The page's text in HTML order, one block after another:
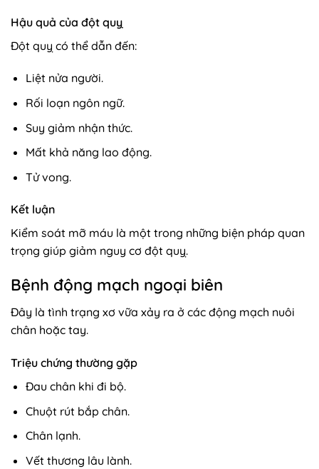
Hậu quả của đột quỵ
Đột quỵ có thể dẫn đến:
Liệt nửa người.
Rối loạn ngôn ngữ.
Suy giảm nhận thức.
Mất khả năng lao động.
Tử vong.
Kết luận
Kiểm soát mỡ máu là một trong những biện pháp quan
trọng giúp giảm nguy cơ đột quỵ.
Bệnh động mạch ngoại biên
Đây là tình trạng xơ vữa xảy ra ở các động mạch nuôi
chân hoặc tay.
Triệu chứng thường gặp
Đau chân khi đi bộ.
Chuột rút bắp chân.
Chân lạnh.
Vết thương lâu lành.